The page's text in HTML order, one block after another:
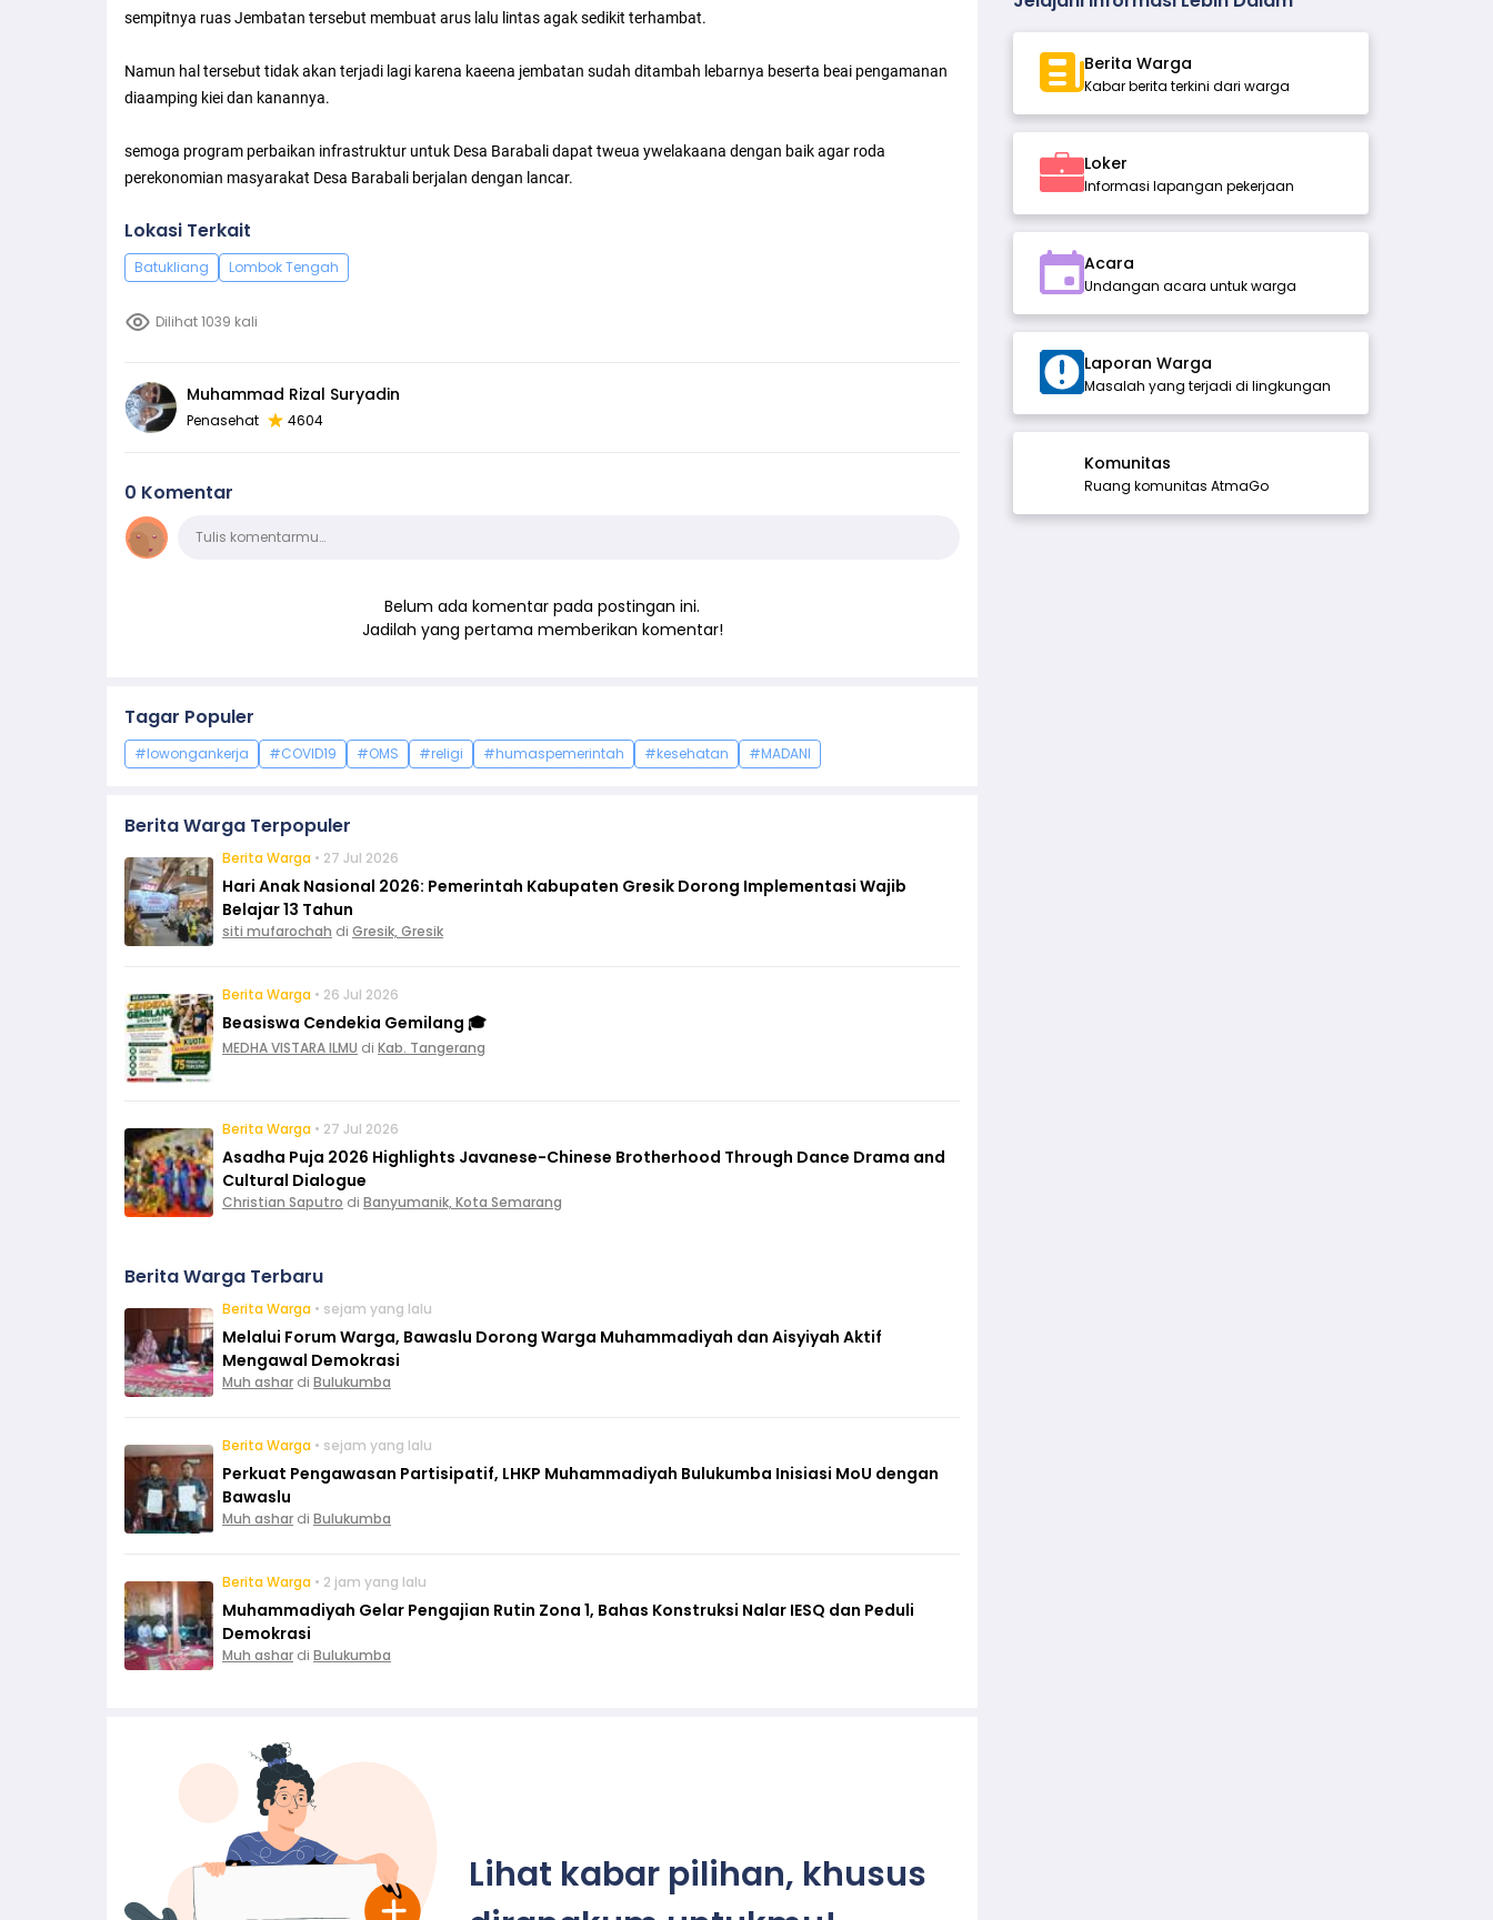
sempitnya ruas Jembatan tersebut membuat arus lalu lintas agak sedikit terhambat.
Namun hal tersebut tidak akan terjadi lagi karena kaeena jembatan sudah ditambah lebarnya beserta beai pengamanan
diaamping kiei dan kanannya.
semoga program perbaikan infrastruktur untuk Desa Barabali dapat tweua ywelakaana dengan baik agar roda
perekonomian masyarakat Desa Barabali berjalan dengan lancar.
Lokasi Terkait
Batukliang Lombok Tengah
Dilihat 1039 kali
Muhammad Rizal Suryadin
Penasehat 4604
0 Komentar
KomentarTulis komentarmu…
Belum ada komentar pada postingan ini.
Jadilah yang pertama memberikan komentar!
Tagar Populer
#lowongankerja #COVID19 #OMS #religi #humaspemerintah #kesehatan #MADANI
Berita Warga Terpopuler
Berita Warga • 27 Jul 2026
Hari Anak Nasional 2026: Pemerintah Kabupaten Gresik Dorong Implementasi Wajib
Belajar 13 Tahun
siti mufarochah di Gresik, Gresik
Berita Warga • 26 Jul 2026
Beasiswa Cendekia Gemilang 🎓
MEDHA VISTARA ILMU di Kab. Tangerang
Berita Warga • 27 Jul 2026
Asadha Puja 2026 Highlights Javanese-Chinese Brotherhood Through Dance Drama and
Cultural Dialogue
Christian Saputro di Banyumanik, Kota Semarang
Berita Warga Terbaru
Berita Warga • sejam yang lalu
Melalui Forum Warga, Bawaslu Dorong Warga Muhammadiyah dan Aisyiyah Aktif
Mengawal Demokrasi
Muh ashar di Bulukumba
Berita Warga • sejam yang lalu
Perkuat Pengawasan Partisipatif, LHKP Muhammadiyah Bulukumba Inisiasi MoU dengan
Bawaslu
Muh ashar di Bulukumba
Berita Warga • 2 jam yang lalu
Muhammadiyah Gelar Pengajian Rutin Zona 1, Bahas Konstruksi Nalar IESQ dan Peduli
Demokrasi
Muh ashar di Bulukumba
Lihat kabar pilihan, khusus
Berita Warga
Kabar berita terkini dari warga
Loker
Informasi lapangan pekerjaan
Acara
Undangan acara untuk warga
Laporan Warga
Masalah yang terjadi di lingkungan
Komunitas
Ruang komunitas AtmaGo